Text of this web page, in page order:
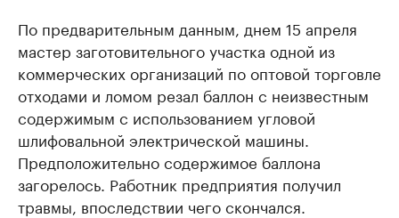
По предварительным данным, днем 15 апреля
мастер заготовительного участка одной из
коммерческих организаций по оптовой торговле
отходами и ломом резал баллон с неизвестным
содержимым с использованием угловой
шлифовальной электрической машины.
Предположительно содержимое баллона
загорелось. Работник предприятия получил
травмы, впоследствии чего скончался.